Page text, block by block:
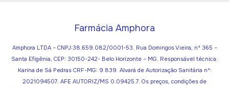
Farmácia Amphora
Amphora LTDA – CNPJ:38.659.082/0001-53. Rua Domingos Vieira, nº 365 –
Santa Efigênia, CEP: 30150-242- Belo Horizonte – MG. Responsável técnica:
Karina de Sá Pedras CRF-MG: 9.839. Alvará de Autorização Sanitária nº:
2021094507. AFE AUTORIZ/MS 0.09425.7. Os preços, condições de